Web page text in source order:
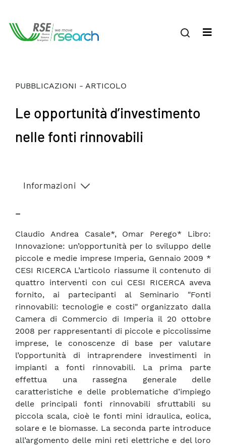
PUBBLICAZIONI - ARTICOLO
Le opportunità d’investimento
nelle fonti rinnovabili
Informazioni
–
Claudio Andrea Casale*, Omar Perego* Libro:
Innovazione: un’opportunità per lo sviluppo delle
piccole e medie imprese Imperia, Gennaio 2009 *
CESI RICERCA L’articolo riassume il contenuto di
quattro interventi con cui CESI RICERCA aveva
fornito, ai partecipanti al Seminario "Fonti
rinnovabili: tecnologie e costi" organizzato dalla
Camera di Commercio di Imperia il 20 ottobre
2008 per rappresentanti di piccole e piccolissime
imprese, le conoscenze di base per valutare
l’opportunità di intraprendere investimenti in
impianti a fonti rinnovabili. La prima parte
effettua una rassegna generale delle
caratteristiche e delle problematiche d’impiego
delle principali fonti rinnovabili sfruttabili su
piccola scala, cioè le fonti mini idraulica, eolica,
solare e le biomasse. La seconda parte introduce
all’argomento delle mini reti elettriche e del loro